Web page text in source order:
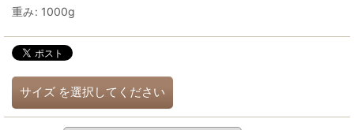
重み: 1000g
サイズ を選択してください